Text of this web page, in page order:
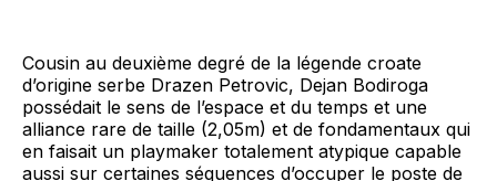
Cousin au deuxième degré de la légende croate
d’origine serbe Drazen Petrovic, Dejan Bodiroga
possédait le sens de l’espace et du temps et une
alliance rare de taille (2,05m) et de fondamentaux qui
en faisait un playmaker totalement atypique capable
aussi sur certaines séquences d’occuper le poste de